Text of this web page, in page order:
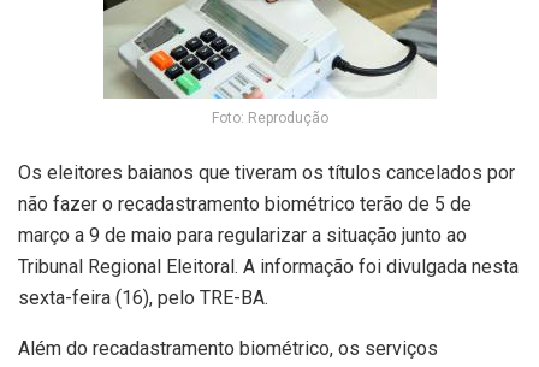
Foto: Reprodução
Os eleitores baianos que tiveram os títulos cancelados por
não fazer o recadastramento biométrico terão de 5 de
março a 9 de maio para regularizar a situação junto ao
Tribunal Regional Eleitoral. A informação foi divulgada nesta
sexta-feira (16), pelo TRE-BA.
Além do recadastramento biométrico, os serviços